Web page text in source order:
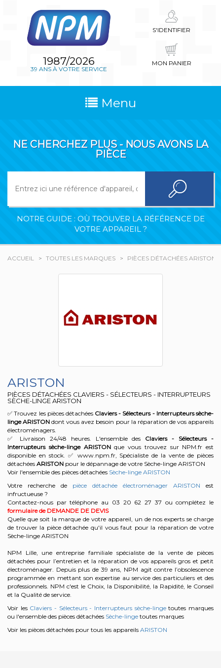
1987/2026
39 ANS À VOTRE SERVICE
S'IDENTIFIER
MON PANIER
Menu
NE CHERCHEZ PLUS - NOUS AVONS LA
PIÈCE
NOTRE GUIDE : OÙ TROUVER LA RÉFÉRENCE DE
VOTRE APPAREIL ?
ACCUEIL TOUTES LES MARQUES PIÈCES DÉTACHÉES ARISTON
ARISTON
PIÈCES DÉTACHÉES CLAVIERS - SÉLECTEURS - INTERRUPTEURS
SÈCHE-LINGE ARISTON
✅ Trouvez les pièces détachées Claviers - Sélecteurs - Interrupteurs sèche-
linge ARISTON dont vous avez besoin pour la réparation de vos appareils
électroménagers.
✅ Livraison 24/48 heures. L'ensemble des Claviers - Sélecteurs -
Interrupteurs sèche-linge ARISTONque vous trouvez sur NPM.fr est
disponible en stock. ✅ www.npm.fr, Spécialiste de la vente de pièces
détachées ARISTON pour le dépannage de votre Sèche-linge ARISTON
Voir l'ensemble des pièces détachées Sèche-linge ARISTON
Votre recherche de pièce détachée électroménager ARISTON est
infructueuse ?
Contactez-nous par téléphone au 03 20 62 27 37 ou complétez le
formulaire de DEMANDE DE DEVIS
Quelle que soit la marque de votre appareil, un de nos experts se charge
de trouver la pièce détachée qu'il vous faut pour la réparation de votre
Sèche-linge ARISTON
NPM Lille, une entreprise familiale spécialiste de la vente de pièces
détachées pour l’entretien et la réparation de vos appareils gros et petit
électroménager. Depuis plus de 39 ans, NPM agit contre l’obsolescence
programmée en mettant son expertise au service des particuliers et des
professionnels. NPM c'est le Choix, la Disponibilité, la Rapidité, le Conseil
et la Qualité de service.
Voir les Claviers - Sélecteurs - Interrupteurs sèche-lingetoutes marques
ou l'ensemble des pièces détachées Sèche-linge toutes marques
Voir les pièces détachées pour tous les appareils ARISTON